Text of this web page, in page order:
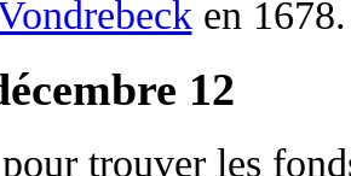
en 1678.
12
trouver les